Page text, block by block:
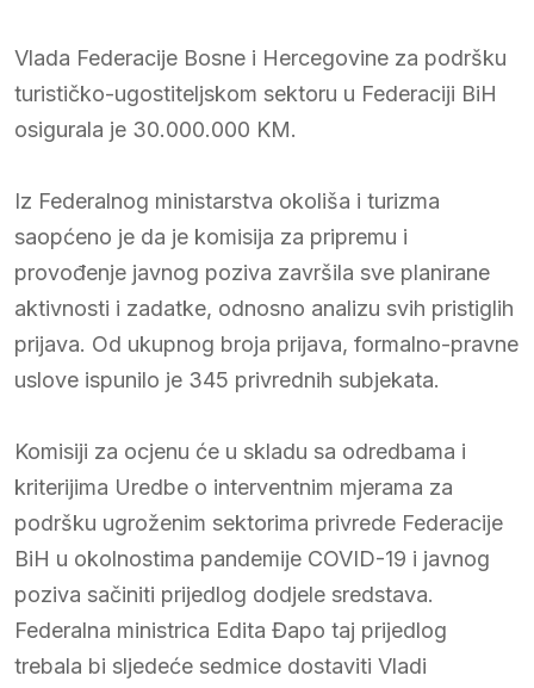
Vlada Federacije Bosne i Hercegovine za podršku
turističko-ugostiteljskom sektoru u Federaciji BiH
osigurala je 30.000.000 KM.
Iz Federalnog ministarstva okoliša i turizma
saopćeno je da je komisija za pripremu i
provođenje javnog poziva završila sve planirane
aktivnosti i zadatke, odnosno analizu svih pristiglih
prijava. Od ukupnog broja prijava, formalno-pravne
uslove ispunilo je 345 privrednih subjekata.
Komisiji za ocjenu će u skladu sa odredbama i
kriterijima Uredbe o interventnim mjerama za
podršku ugroženim sektorima privrede Federacije
BiH u okolnostima pandemije COVID-19 i javnog
poziva sačiniti prijedlog dodjele sredstava.
Federalna ministrica Edita Đapo taj prijedlog
trebala bi sljedeće sedmice dostaviti Vladi